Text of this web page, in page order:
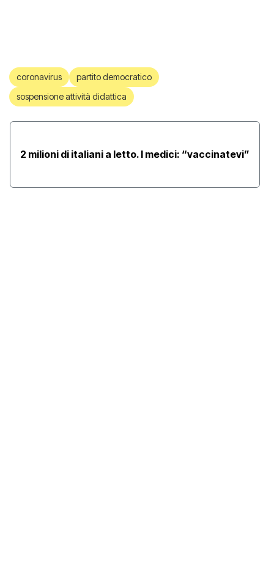
coronavirus
partito democratico
sospensione attività didattica
2 milioni di italiani a letto. I medici: “vaccinatevi”